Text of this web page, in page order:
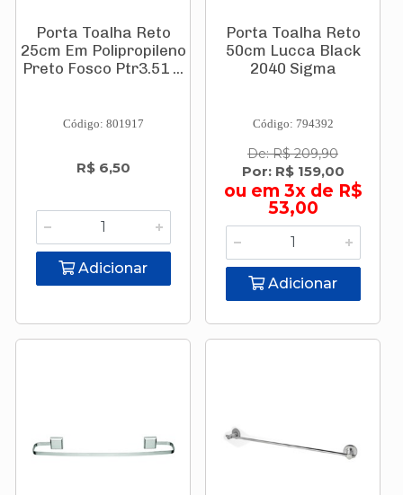
Porta Toalha Reto
25cm Em Polipropileno
Preto Fosco Ptr3.51 ...
Código: 801917
R$ 6,50
Adicionar
Porta Toalha Reto
50cm Lucca Black
2040 Sigma
Código: 794392
De: R$ 209,90
Por: R$ 159,00
ou em 3x de R$
53,00
Adicionar